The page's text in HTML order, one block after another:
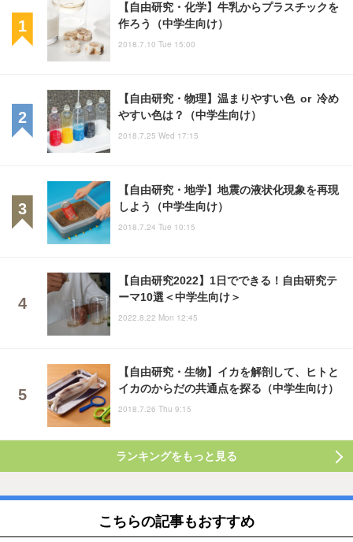
【自由研究・化学】牛乳からプラスチックを
作ろう（中学生向け）
2018.7.10 Tue 15:00
【自由研究・物理】温まりやすい色 or 冷め
やすい色は？（中学生向け）
2018.7.25 Wed 17:15
【自由研究・地学】地震の液状化現象を再現
しよう（中学生向け）
2018.7.24 Tue 10:15
【自由研究2022】1日でできる！自由研究テ
ーマ10選＜中学生向け＞
2022.8.22 Mon 12:45
【自由研究・生物】イカを解剖して、ヒトと
イカのからだの共通点を探る（中学生向け）
2018.7.26 Thu 9:15
ランキングをもっと見る
こちらの記事もおすすめ